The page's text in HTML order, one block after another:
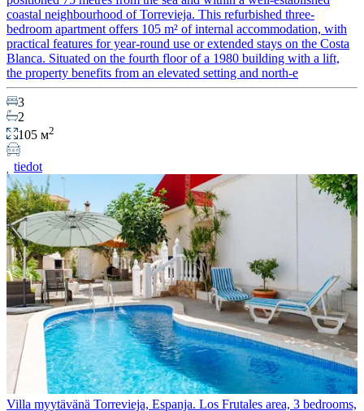
coastal neighbourhood of Torrevieja. This refurbished three-
bedroom apartment offers 105 m² of internal accommodation, with
practical features for year-round use or extended stays on the Costa
Blanca. Situated on the fourth floor of a 1980 building with a lift,
the property benefits from an elevated setting and north-e
3
2
105 м2
tiedot
Villa myytävänä Torrevieja, Espanja. Los Frutales area, 3 bedrooms,